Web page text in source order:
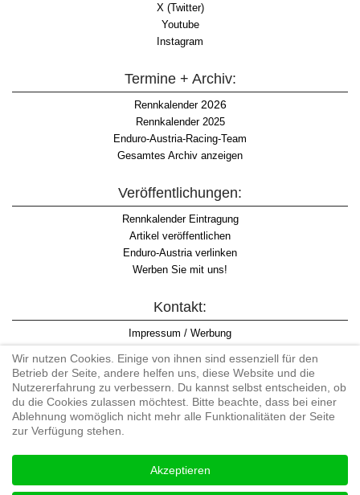
X (Twitter)
Youtube
Instagram
Termine + Archiv:
Rennkalender2026
Rennkalender 2025
Enduro-Austria-Racing-Team
Gesamtes Archiv anzeigen
Veröffentlichungen:
Rennkalender Eintragung
Artikel veröffentlichen
Enduro-Austria verlinken
Werben Sie mit uns!
Kontakt:
Impressum / Werbung
Datenschutzinformation
Informationspflicht WKO
AGB
#enduroaustria, #wirlebenenduro #enduroaustriaracingteam
Enduro-Austria, Enduro, Endurosport, Endurocross, Endurotraining,
Wir nutzen Cookies. Einige von ihnen sind essenziell für den
Betrieb der Seite, andere helfen uns, diese Website und die
Nutzererfahrung zu verbessern. Du kannst selbst entscheiden, ob
du die Cookies zulassen möchtest. Bitte beachte, dass bei einer
Ablehnung womöglich nicht mehr alle Funktionalitäten der Seite
zur Verfügung stehen.
Akzeptieren